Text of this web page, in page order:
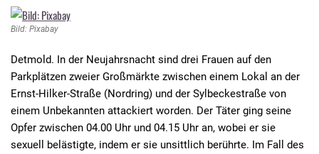
Bild: Pixabay
Detmold. In der Neujahrsnacht sind drei Frauen auf den
Parkplätzen zweier Großmärkte zwischen einem Lokal an der
Ernst-Hilker-Straße (Nordring) und der Sylbeckestraße von
einem Unbekannten attackiert worden. Der Täter ging seine
Opfer zwischen 04.00 Uhr und 04.15 Uhr an, wobei er sie
sexuell belästigte, indem er sie unsittlich berührte. Im Fall des